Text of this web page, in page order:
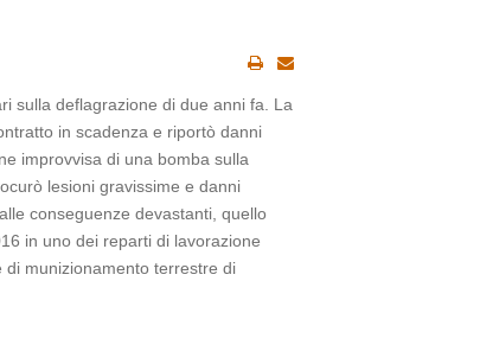
sulla deflagrazione di due anni fa. La
in scadenza e riportò danni
improvvisa di una bomba sulla
lesioni gravissime e danni
conseguenze devastanti, quello
in uno dei reparti di lavorazione
di munizionamento terrestre di